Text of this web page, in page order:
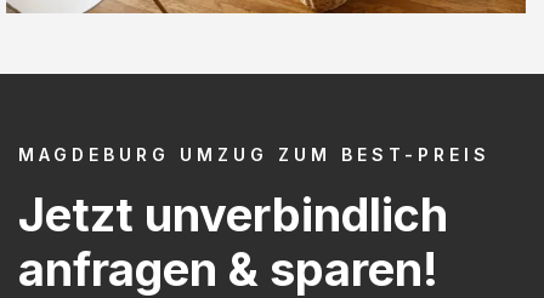
MAGDEBURG UMZUG ZUM BEST-PREIS
Jetzt unverbindlich
anfragen & sparen!